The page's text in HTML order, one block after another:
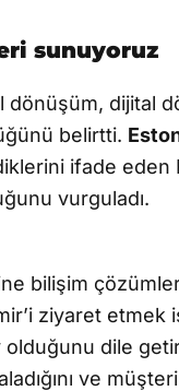
sunuyoruz
dijital
belirtti.
ifade
vurguladı.
bilişim
ziyaret etmek
dile
ve